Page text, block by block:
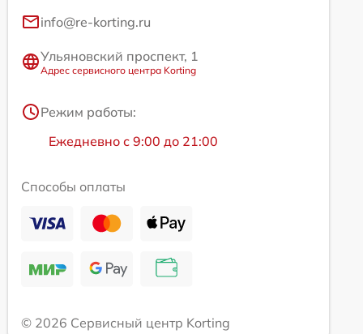
info@re-korting.ru
Ульяновский проспект, 1
Адрес сервисного центра Korting
Режим работы:
Ежедневно с 9:00 до 21:00
Способы оплаты
© 2026 Сервисный центр Korting